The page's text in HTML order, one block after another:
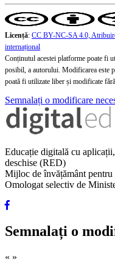
Licență: CC BY-NC-SA 4.0,
internațional
Conținutul acestei platforme poate fi
posibil, a autorului. Modificarea este
poată fi utilizate liber și modificate
Semnalați o modificare
Educație digitală cu
deschise (RED)
Mijloc de învățământ
Omologat selectiv de
Semnalați o
« »